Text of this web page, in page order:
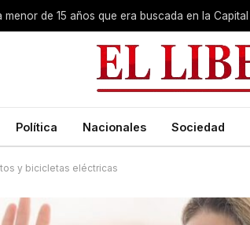
de 15 años que era buscada en la Capital
Política Nacionales Sociedad
y bicicletas eléctricas